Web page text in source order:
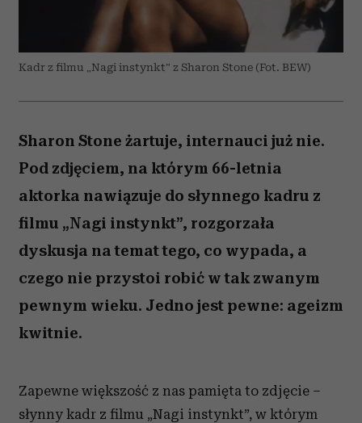
Kadr z filmu „Nagi instynkt” z Sharon Stone (Fot. BEW)
Sharon Stone żartuje, internauci już nie.
Pod zdjęciem, na którym 66-letnia
aktorka nawiązuje do słynnego kadru z
filmu „Nagi instynkt”, rozgorzała
dyskusja na temat tego, co wypada, a
czego nie przystoi robić w tak zwanym
pewnym wieku. Jedno jest pewne: ageizm
kwitnie.
Zapewne większość z nas pamięta to zdjęcie –
słynny kadr z filmu „Nagi instynkt”, w którym